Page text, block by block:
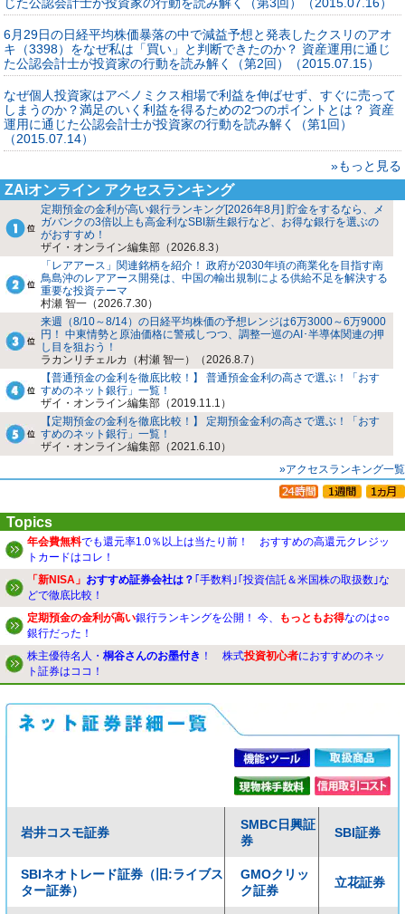
6月29日の日経平均株価暴落の中で減益予想と発表したクスリのアオ
キ（3398）をなぜ私は「買い」と判断できたのか？ 資産運用に通じ
た公認会計士が投資家の行動を読み解く（第2回）（2015.07.15）
なぜ個人投資家はアベノミクス相場で利益を伸ばせず、すぐに売って
しまうのか？満足のいく利益を得るための2つのポイントとは？ 資産
運用に通じた公認会計士が投資家の行動を読み解く（第1回）
（2015.07.14）
»もっと見る
ZAiオンライン アクセスランキング
定期預金の金利が高い銀行ランキング[2026年8月] 貯金をするなら、メ
ガバンクの3倍以上も高金利なSBI新生銀行など、お得な銀行を選ぶの
がおすすめ！
ザイ・オンライン編集部（2026.8.3）
「レアアース」関連銘柄を紹介！ 政府が2030年頃の商業化を目指す南
鳥島沖のレアアース開発は、中国の輸出規制による供給不足を解決する
重要な投資テーマ
村瀬 智一（2026.7.30）
来週（8/10～8/14）の日経平均株価の予想レンジは6万3000～6万9000
円！ 中東情勢と原油価格に警戒しつつ、調整一巡のAI･半導体関連の押
し目を狙おう！
ラカンリチェルカ（村瀬 智一）（2026.8.7）
【普通預金の金利を徹底比較！】 普通預金金利の高さで選ぶ！「おす
すめのネット銀行」一覧！
ザイ・オンライン編集部（2019.11.1）
【定期預金の金利を徹底比較！】 定期預金金利の高さで選ぶ！「おす
すめのネット銀行」一覧！
ザイ・オンライン編集部（2021.6.10）
»アクセスランキング一覧
Topics
年会費無料でも還元率1.0％以上は当たり前！ おすすめの高還元クレジッ
トカードはコレ！
「新NISA」 おすすめ証券会社は？ ｢手数料｣｢投資信託＆米国株の取扱数｣な
どで徹底比較！
定期預金の金利が高い銀行ランキングを公開！ 今、 もっともお得なのは○○
銀行だった！
株主優待名人・ 桐谷さんのお墨付き ！ 株式投資初心者におすすめのネッ
ト証券はココ！
岩井コスモ証券
SMBC日興証
券
SBI証券
SBIネオトレード証券（旧:ライブス
ター証券）
GMOクリッ
ク証券
立花証券